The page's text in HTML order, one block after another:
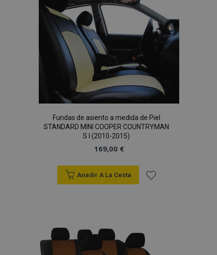
Lista
de
Deseos
Fundas de asiento a medida de Piel
STANDARD MINI COOPER COUNTRYMAN
S I (2010-2015)
169,00 €
Anadir A La Cesta
Lista
de